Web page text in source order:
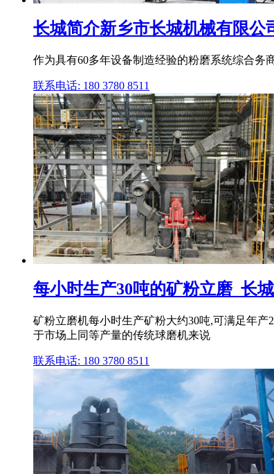
长城简介新乡市长城机械有限公
作为具有60多年设备制造经验的粉磨系统综合务
联系电话: 180 3780 8511
每小时生产30吨的矿粉立磨_长
矿粉立磨机每小时生产矿粉大约30吨,可满足年
于市场上同等产量的传统球磨机来说
联系电话: 180 3780 8511